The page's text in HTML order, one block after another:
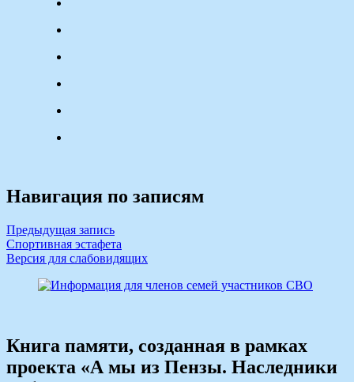
Навигация по записям
Предыдущая запись
Спортивная эстафета
Версия для слабовидящих
Книга памяти, созданная в рамках
проекта «А мы из Пензы. Наследники